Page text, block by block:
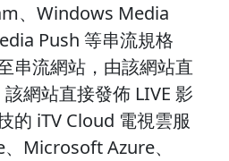
、Windows Media
Push 等串流規格
串流網站，由該網站直
網站直接發佈 LIVE 影
的 iTV Cloud 電視雲服
Microsoft Azure、